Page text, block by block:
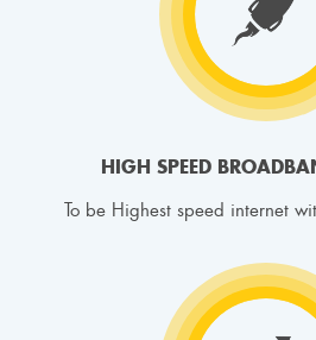
HIGH SPEED
To be Highest speed internet